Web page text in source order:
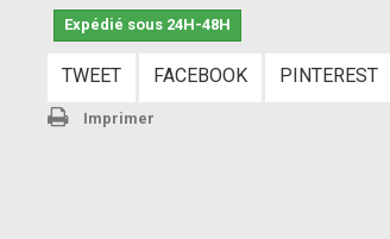
Expédié sous 24H-48H
TWEET FACEBOOK PINTEREST
Imprimer